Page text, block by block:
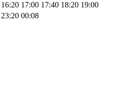
16:20 17:00 17:40 18:20 19:00
23:20 00:08